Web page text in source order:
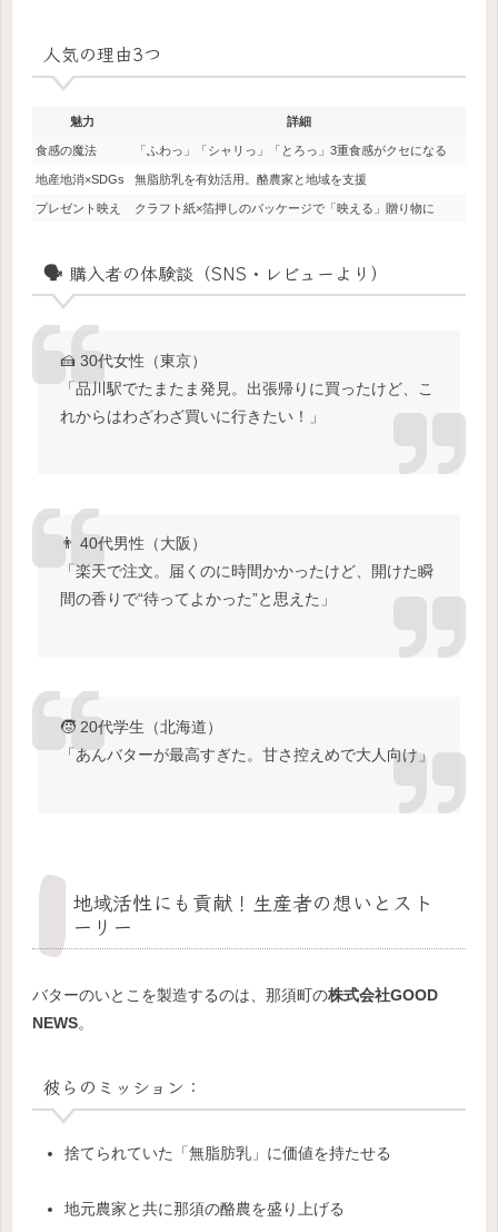
人気の理由3つ
魅力 詳細
食感の魔法 「ふわっ」「シャリっ」「とろっ」3重食感がクセになる
地産地消×SDGs 無脂肪乳を有効活用。酪農家と地域を支援
プレゼント映え クラフト紙×箔押しのパッケージで「映える」贈り物に
🗣️ 購入者の体験談（SNS・レビューより）
🍰 30代女性（東京）
「品川駅でたまたま発見。出張帰りに買ったけど、こ
れからはわざわざ買いに行きたい！」
👨 40代男性（大阪）
「楽天で注文。届くのに時間かかったけど、開けた瞬
間の香りで“待ってよかった”と思えた」
🧒 20代学生（北海道）
「あんバターが最高すぎた。甘さ控えめで大人向け」
地域活性にも貢献！生産者の想いとスト
ーリー
バターのいとこを製造するのは、那須町の株式会社GOOD
NEWS。
彼らのミッション：
捨てられていた「無脂肪乳」に価値を持たせる
地元農家と共に那須の酪農を盛り上げる